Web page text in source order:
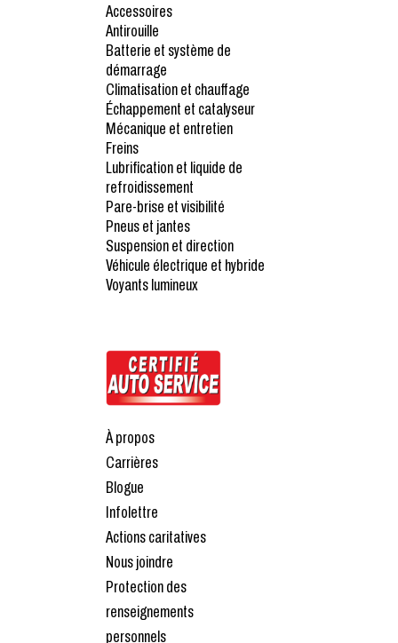
Accessoires
Antirouille
Batterie et système de
démarrage
Climatisation et chauffage
Échappement et catalyseur
Mécanique et entretien
Freins
Lubrification et liquide de
refroidissement
Pare-brise et visibilité
Pneus et jantes
Suspension et direction
Véhicule électrique et hybride
Voyants lumineux
À propos
Carrières
Blogue
Infolettre
Actions caritatives
Nous joindre
Protection des
renseignements
personnels